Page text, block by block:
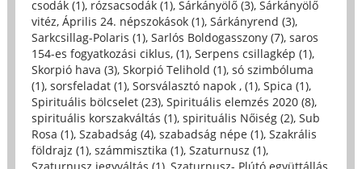
csodák (1), rózsacsodák (1), Sárkányölő (3), Sárkányölő
vitéz, Április 24. népszokások (1), Sárkányrend (3),
Sarkcsillag-Polaris (1), Sarlós Boldogasszony (7), saros
154-es fogyatkozási ciklus, (1), Serpens csillagkép (1),
Skorpió hava (3), Skorpió Telihold (1), só szimbóluma
(1), sorsfeladat (1), Sorsválasztó napok , (1), Spica (1),
Spirituális bölcselet (23), Spirituális elemzés 2020 (8),
spirituális korszakváltás (1), spirituális Nőiség (2), Sub
Rosa (1), Szabadság (4), szabadság népe (1), Szakrális
földrajz (1), számmisztika (1), Szaturnusz (1),